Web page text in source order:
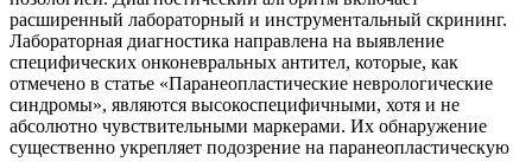
расширенный лабораторный и инструментальный скрининг.
Лабораторная диагностика направлена на выявление
специфических онконевральных антител, которые, как
отмечено в статье «Паранеопластические неврологические
синдромы», являются высокоспецифичными, хотя и не
абсолютно чувствительными маркерами. Их обнаружение
существенно укрепляет подозрение на паранеопластическую